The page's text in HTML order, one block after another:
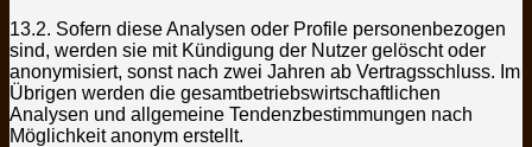
13.2. Sofern diese Analysen oder Profile personenbezogen
sind, werden sie mit Kündigung der Nutzer gelöscht oder
anonymisiert, sonst nach zwei Jahren ab Vertragsschluss. Im
Übrigen werden die gesamtbetriebswirtschaftlichen
Analysen und allgemeine Tendenzbestimmungen nach
Möglichkeit anonym erstellt.